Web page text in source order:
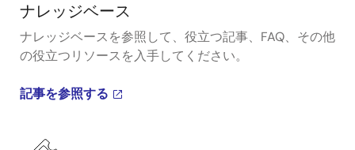
ナレッジベース
ナレッジベースを参照して、役立つ記事、FAQ、その他
の役立つリソースを入手してください。
記事を参照する